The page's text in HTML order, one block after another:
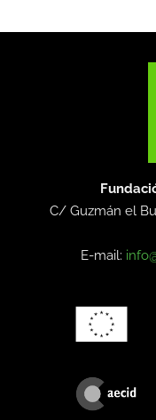
C/ Guzmán el
E-mail: